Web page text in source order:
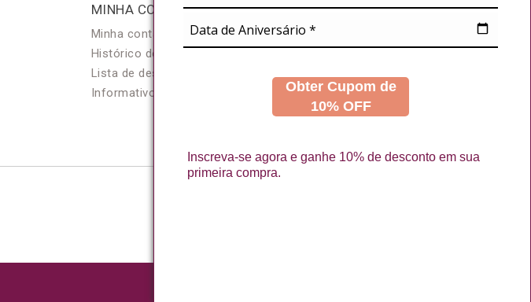
Obter Cupom de
10% OFF
Inscreva-se agora e ganhe 10% de desconto em sua
primeira compra.
MINHA CONTA
Minha conta
Histórico de pedidos
Lista de desejos
Informativo
NOSSAS REDES